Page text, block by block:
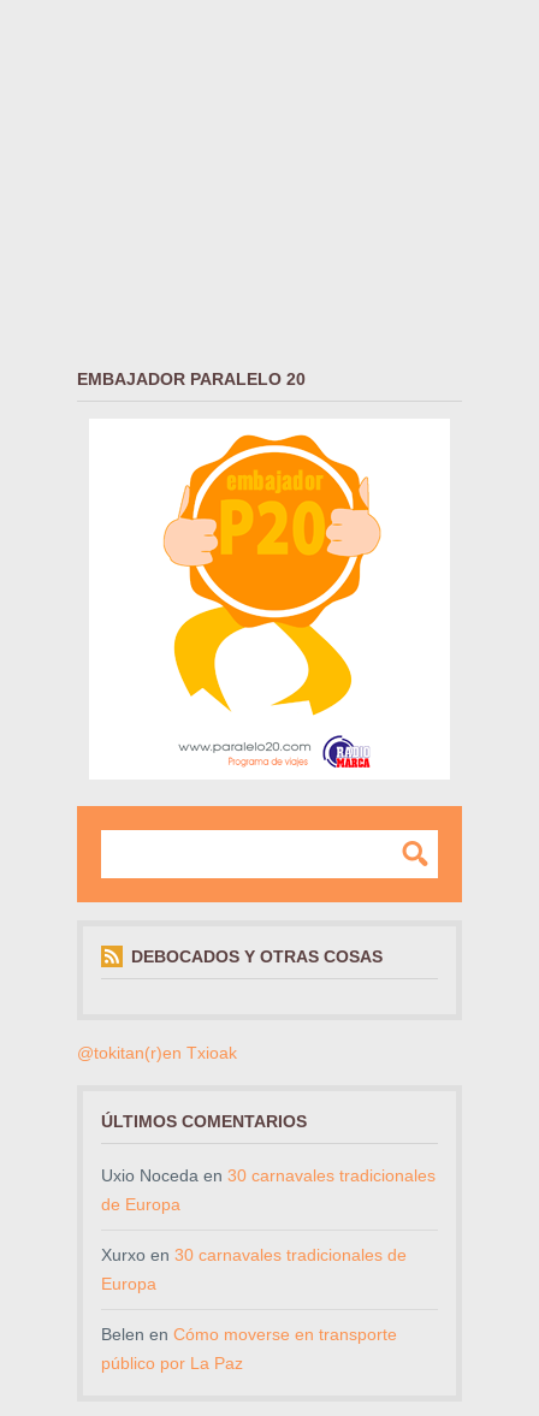
EMBAJADOR PARALELO 20
DEBOCADOS Y OTRAS COSAS
@tokitan(r)en Txioak
ÚLTIMOS COMENTARIOS
Uxio Noceda en 30 carnavales tradicionales
de Europa
Xurxo en 30 carnavales tradicionales de
Europa
Belen en Cómo moverse en transporte
público por La Paz